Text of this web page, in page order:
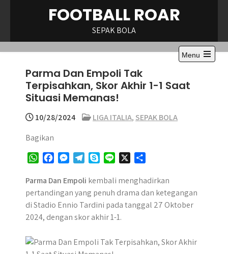
FOOTBALL ROAR
SEPAK BOLA
Menu
Open
Parma Dan Empoli Tak
Terpisahkan, Skor Akhir 1-1 Saat
Situasi Memanas!
10/28/2024 LIGA ITALIA, SEPAK BOLA
Bagikan
W
a
t
s
A
p
c
e
b
o
s
s
e
n
r
l
e
g
r
y
p
e
n
e
a
r
e
Parma Dan Empoli kembali menghadirkan
pertandingan yang penuh drama dan ketegangan
di Stadio Ennio Tardini pada tanggal 27 Oktober
2024, dengan skor akhir 1-1.​